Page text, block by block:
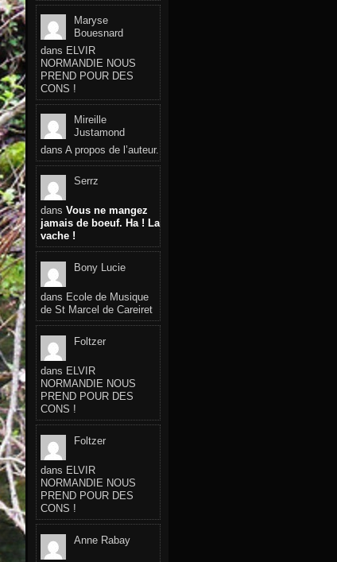
Maryse
Bouesnard
dans ELVIR
NORMANDIE NOUS
PREND POUR DES
CONS !
Mireille
Justamond
dans A propos de l’auteur.
Serrz
dans Vous ne mangez
jamais de boeuf. Ha ! La
vache !
Bony Lucie
dans Ecole de Musique
de St Marcel de Careiret
Foltzer
dans ELVIR
NORMANDIE NOUS
PREND POUR DES
CONS !
Foltzer
dans ELVIR
NORMANDIE NOUS
PREND POUR DES
CONS !
Anne Rabay